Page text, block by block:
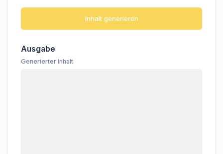
Inhalt generieren
Ausgabe
Generierter Inhalt